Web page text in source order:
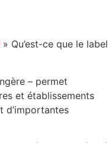
» Qu’est-ce que le label
– permet
et établissements
d’importantes